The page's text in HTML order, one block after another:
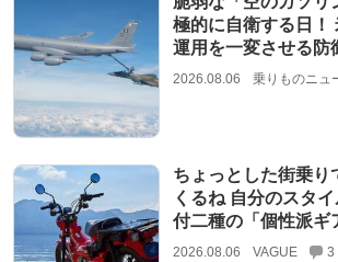
極的に自衛する日！
運用を一変させる防
2026.08.06 乗りものニュ
ちょっとした街乗り
くるね 自分のスタ
付二種の「個性派ギ
2026.08.06 VAGUE 3